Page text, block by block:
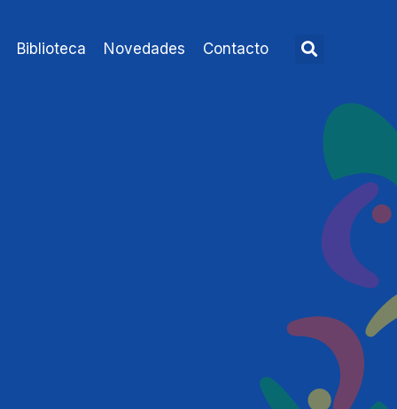
Biblioteca Novedades Contacto